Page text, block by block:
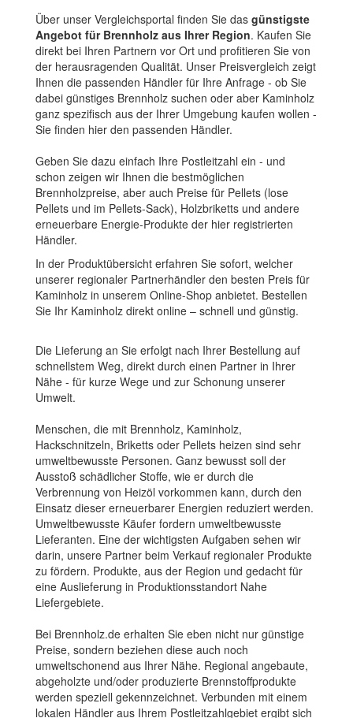
Über unser Vergleichsportal finden Sie das günstigste
Angebot für Brennholz aus Ihrer Region. Kaufen Sie
direkt bei Ihren Partnern vor Ort und profitieren Sie von
der herausragenden Qualität. Unser Preisvergleich zeigt
Ihnen die passenden Händler für Ihre Anfrage - ob Sie
dabei günstiges Brennholz suchen oder aber Kaminholz
ganz spezifisch aus der Ihrer Umgebung kaufen wollen -
Sie finden hier den passenden Händler.
Geben Sie dazu einfach Ihre Postleitzahl ein - und
schon zeigen wir Ihnen die bestmöglichen
Brennholzpreise, aber auch Preise für Pellets (lose
Pellets und im Pellets-Sack), Holzbriketts und andere
erneuerbare Energie-Produkte der hier registrierten
Händler.
In der Produktübersicht erfahren Sie sofort, welcher
unserer regionaler Partnerhändler den besten Preis für
Kaminholz in unserem Online-Shop anbietet. Bestellen
Sie Ihr Kaminholz direkt online – schnell und günstig.
Die Lieferung an Sie erfolgt nach Ihrer Bestellung auf
schnellstem Weg, direkt durch einen Partner in Ihrer
Nähe - für kurze Wege und zur Schonung unserer
Umwelt.
Menschen, die mit Brennholz, Kaminholz,
Hackschnitzeln, Briketts oder Pellets heizen sind sehr
umweltbewusste Personen. Ganz bewusst soll der
Ausstoß schädlicher Stoffe, wie er durch die
Verbrennung von Heizöl vorkommen kann, durch den
Einsatz dieser erneuerbarer Energien reduziert werden.
Umweltbewusste Käufer fordern umweltbewusste
Lieferanten. Eine der wichtigsten Aufgaben sehen wir
darin, unsere Partner beim Verkauf regionaler Produkte
zu fördern. Produkte, aus der Region und gedacht für
eine Auslieferung in Produktionsstandort Nahe
Liefergebiete.
Bei Brennholz.de erhalten Sie eben nicht nur günstige
Preise, sondern beziehen diese auch noch
umweltschonend aus Ihrer Nähe. Regional angebaute,
abgeholzte und/oder produzierte Brennstoffprodukte
werden speziell gekennzeichnet. Verbunden mit einem
lokalen Händler aus Ihrem Postleitzahlgebiet ergibt sich